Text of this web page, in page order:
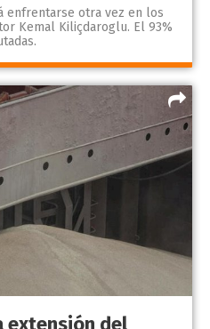
enfrentarse otra vez en los
Kemal Kiliçdaroglu. El 93%
extensión del